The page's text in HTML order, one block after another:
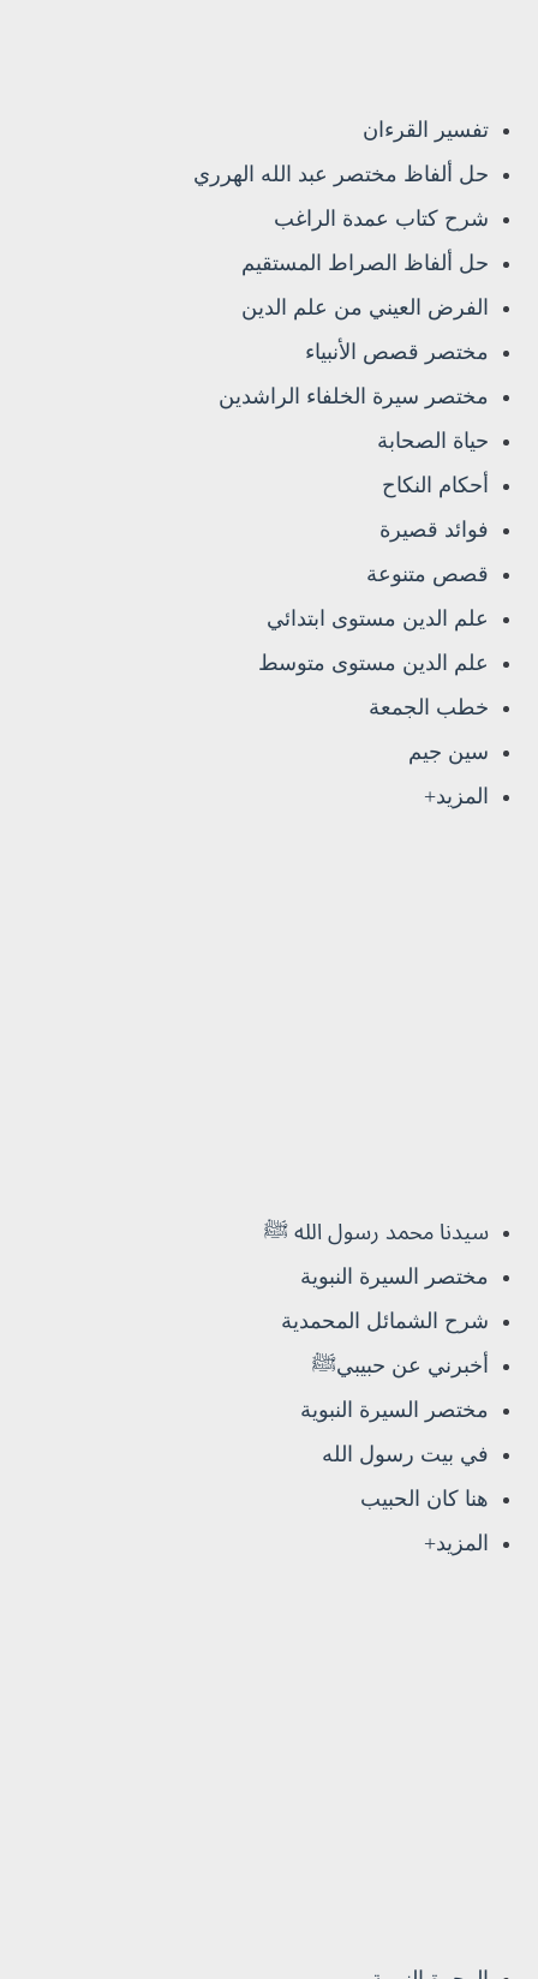
تفسير القرءان
حل ألفاظ مختصر عبد الله الهرري
شرح كتاب عمدة الراغب
حل ألفاظ الصراط المستقيم
الفرض العيني من علم الدين
مختصر قصص الأنبياء
مختصر سيرة الخلفاء الراشدين
حياة الصحابة
أحكام النكاح
فوائد قصيرة
قصص متنوعة
علم الدين مستوى ابتدائي
علم الدين مستوى متوسط
خطب الجمعة
سين جيم
المزيد+
سيدنا محمد رسول الله ﷺ
مختصر السيرة النبوية
شرح الشمائل المحمدية
أخبرني عن حبيبيﷺ
مختصر السيرة النبوية
في بيت رسول الله
هنا كان الحبيب
المزيد+